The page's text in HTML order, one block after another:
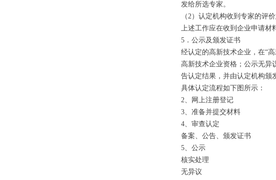
发给所选专家。
（2）认定机构收到专家的评
上述工作应在收到企业申请材
5．公示及颁发证书
经认定的高新技术企业，在“
高新技术企业资格；公示无异
告认定结果，并由认定机构颁
具体认定流程如下图所示：
2、网上注册登记
3、准备并提交材料
4、审查认定
备案、公告、颁发证书
5、公示
核实处理
无异议